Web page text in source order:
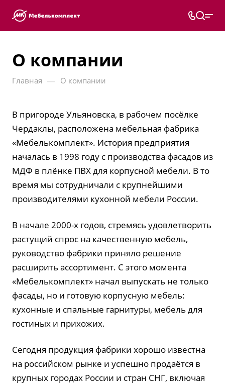
О компании
Главная — О компании
В пригороде Ульяновска, в рабочем посёлке
Чердаклы, расположена мебельная фабрика
«Мебелькомплект». История предприятия
началась в 1998 году с производства фасадов из
МДФ в плёнке ПВХ для корпусной мебели. В то
время мы сотрудничали с крупнейшими
производителями кухонной мебели России.
В начале 2000-х годов, стремясь удовлетворить
растущий спрос на качественную мебель,
руководство фабрики приняло решение
расширить ассортимент. С этого момента
«Мебелькомплект» начал выпускать не только
фасады, но и готовую корпусную мебель:
кухонные и спальные гарнитуры, мебель для
гостиных и прихожих.
Сегодня продукция фабрики хорошо известна
на российском рынке и успешно продаётся в
крупных городах России и стран СНГ, включая